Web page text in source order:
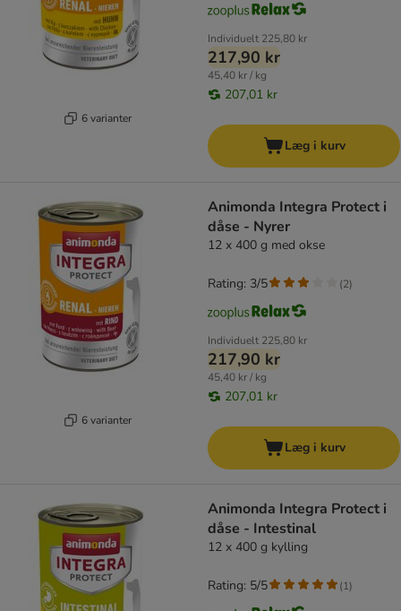
6 varianter
Individuelt 225,80 kr
217,90 kr
45,40 kr / kg
207,01 kr
Læg i kurv
6 varianter
Animonda Integra Protect i
dåse - Nyrer
12 x 400 g med okse
Individuelt 225,80 kr
217,90 kr
45,40 kr / kg
207,01 kr
Rating: 3/5 (2)
Læg i kurv
Animonda Integra Protect i
dåse - Intestinal
12 x 400 g kylling
Rating: 5/5 (1)